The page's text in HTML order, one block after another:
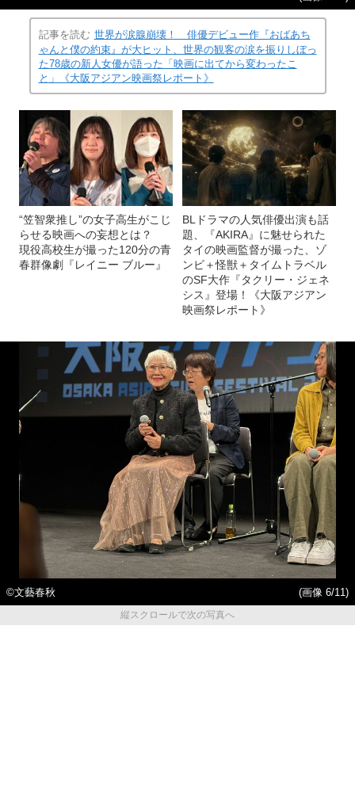
記事を読む 世界が涙腺崩壊！ 俳優デビュー作『おばあち
ゃんと僕の約束』が大ヒット、世界の観客の涙を振りしぼっ
た78歳の新人女優が語った「映画に出てから変わったこ
と」《大阪アジアン映画祭レポート》
“笠智衆推し”の女子高生がこじ
らせる映画への妄想とは？
現役高校生が撮った120分の青
春群像劇『レイニー ブルー』
BLドラマの人気俳優出演も話
題、『AKIRA』に魅せられた
タイの映画監督が撮った、ゾ
ンビ＋怪獣＋タイムトラベル
のSF大作『タクリー・ジェネ
シス』登場！《大阪アジアン
映画祭レポート》
©文藝春秋
(画像 6/11)
縦スクロールで次の写真へ